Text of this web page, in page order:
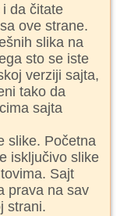
da čitate
ove strane.
slika na
sto se iste
verziji sajta,
tako da
sajta
slike. Početna
isključivo slike
Sajt
prava na sav
strani.